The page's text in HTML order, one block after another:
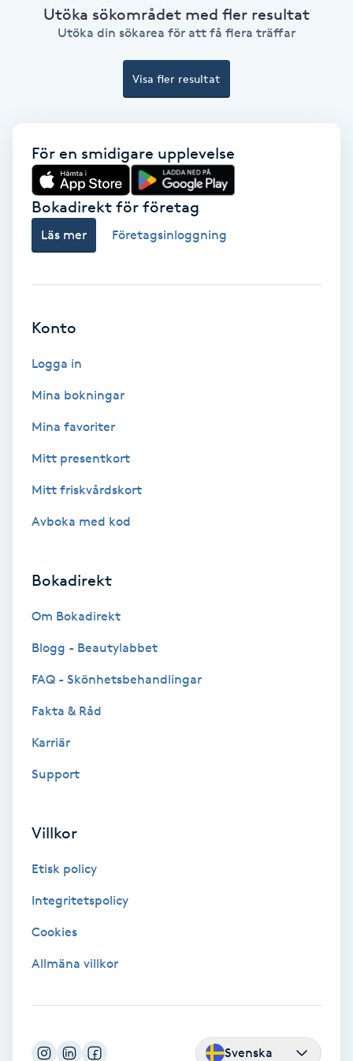
Ansiktsbehandling djuprengörande
Bambumassage
Barber
Barnklippning
Bottenfärg
Brynformning
Brynplockning
Coachning
Color correction
Damklippning
Dermapen
Diamantslipning
Utöka sökområdet med fler resultat
Utöka din sökarea för att få flera träffar
Visa fler resultat
För en smidigare upplevelse
Bokadirekt för företag
Läs mer Företagsinloggning
Konto
Logga in
Mina bokningar
Mina favoriter
Mitt presentkort
Mitt friskvårdskort
Avboka med kod
Bokadirekt
Om Bokadirekt
Blogg - Beautylabbet
FAQ - Skönhetsbehandlingar
Fakta & Råd
Karriär
Support
Villkor
Etisk policy
Integritetspolicy
Cookies
Allmäna villkor
Svenska